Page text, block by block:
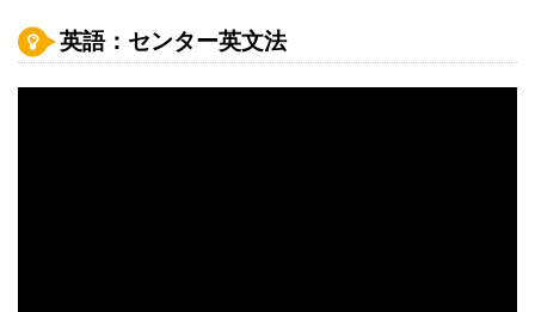
英語：センター英文法